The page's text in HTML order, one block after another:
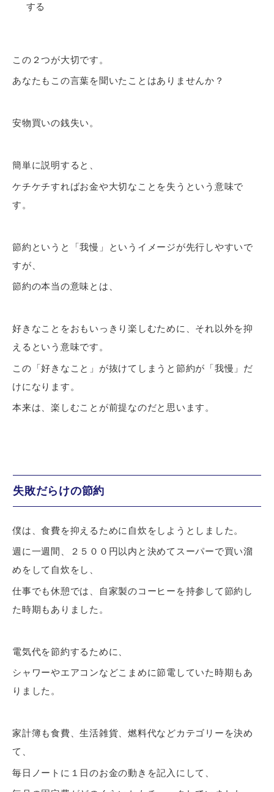
する
この２つが大切です。
あなたもこの言葉を聞いたことはありませんか？
安物買いの銭失い。
簡単に説明すると、
ケチケチすればお金や大切なことを失うという意味で
す。
節約というと「我慢」というイメージが先行しやすいで
すが、
節約の本当の意味とは、
好きなことをおもいっきり楽しむために、それ以外を抑
えるという意味です。
この「好きなこと」が抜けてしまうと節約が「我慢」だ
けになります。
本来は、楽しむことが前提なのだと思います。
失敗だらけの節約
僕は、食費を抑えるために自炊をしようとしました。
週に一週間、２５００円以内と決めてスーパーで買い溜
めをして自炊をし、
仕事でも休憩では、自家製のコーヒーを持参して節約し
た時期もありました。
電気代を節約するために、
シャワーやエアコンなどこまめに節電していた時期もあ
りました。
家計簿も食費、生活雑貨、燃料代などカテゴリーを決め
て、
毎日ノートに１日のお金の動きを記入にして、